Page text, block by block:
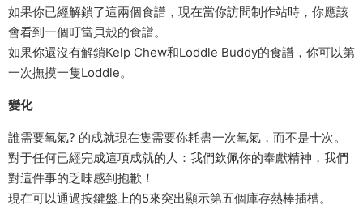
如果你已經解鎖了這兩個食譜，現在當你訪問制作站時，你應該
會看到一個叮當貝殼的食譜。
如果你還沒有解鎖Kelp Chew和Loddle Buddy的食譜，你可以第
一次撫摸一隻Loddle。
變化
誰需要氧氣? 的成就現在隻需要你耗盡一次氧氣，而不是十次。
對于任何已經完成這項成就的人：我們欽佩你的奉獻精神，我們
對這件事的乏味感到抱歉！
現在可以通過按鍵盤上的5來突出顯示第五個庫存熱棒插槽。